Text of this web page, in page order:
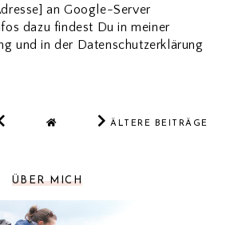
an Google-Server
dazu findest Du in meiner
und in der Datenschutzerklärung
ÄLTERE BEITRÄGE
ÜBER MICH